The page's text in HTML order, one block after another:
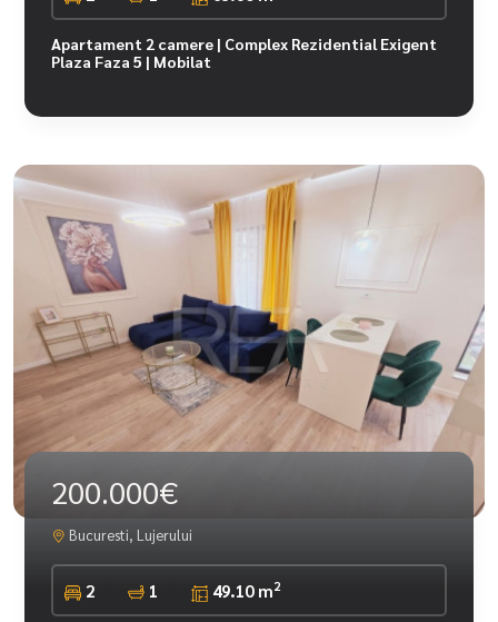
Apartament 2 camere | Complex Rezidential Exigent
Plaza Faza 5 | Mobilat
200.000€
Bucuresti, Lujerului
2 1 49.10 m2